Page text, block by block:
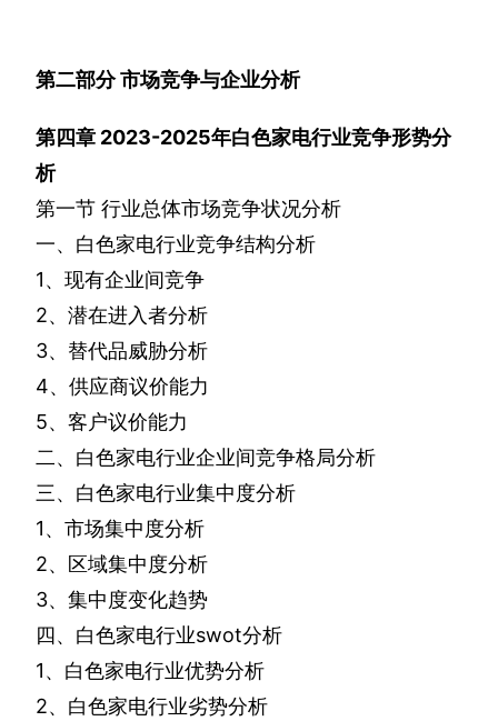
第二部分市场竞争与企业分析
第四章 2023-2025年白色家电行业竞争形势分
析
第一节 行业总体市场竞争状况分析
一、白色家电行业竞争结构分析
1、现有企业间竞争
2、潜在进入者分析
3、替代品威胁分析
4、供应商议价能力
5、客户议价能力
二、白色家电行业企业间竞争格局分析
三、白色家电行业集中度分析
1、市场集中度分析
2、区域集中度分析
3、集中度变化趋势
四、白色家电行业swot分析
1、白色家电行业优势分析
2、白色家电行业劣势分析